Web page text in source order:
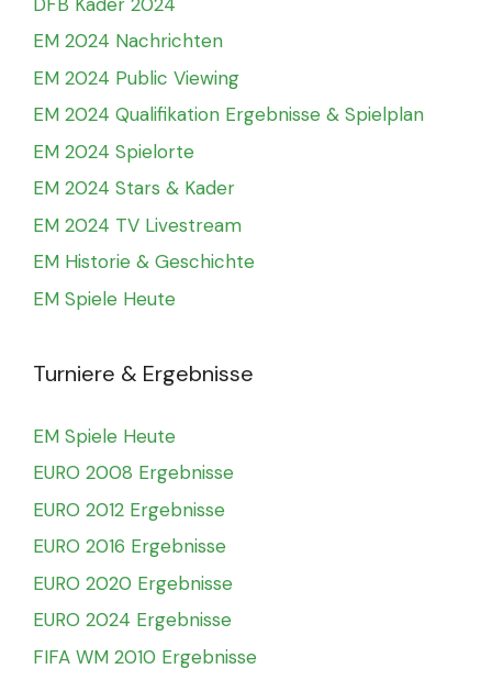
EM 2024 Nachrichten
EM 2024 Public Viewing
EM 2024 Qualifikation Ergebnisse & Spielplan
EM 2024 Spielorte
EM 2024 Stars & Kader
EM 2024 TV Livestream
EM Historie & Geschichte
EM Spiele Heute
Turniere & Ergebnisse
EM Spiele Heute
EURO 2008 Ergebnisse
EURO 2012 Ergebnisse
EURO 2016 Ergebnisse
EURO 2020 Ergebnisse
EURO 2024 Ergebnisse
FIFA WM 2010 Ergebnisse